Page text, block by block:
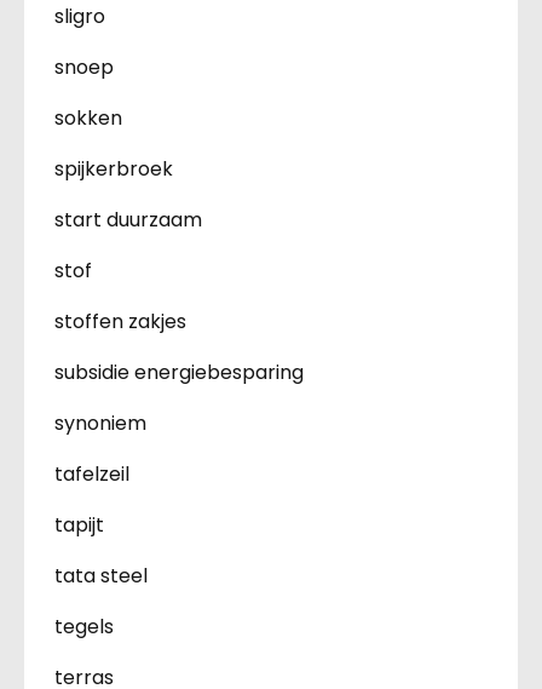
sligro
snoep
sokken
spijkerbroek
start duurzaam
stof
stoffen zakjes
subsidie energiebesparing
synoniem
tafelzeil
tapijt
tata steel
tegels
terras